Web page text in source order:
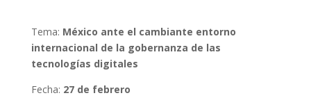
Tema: México ante el cambiante entorno
internacional de la gobernanza de las
tecnologías digitales
Fecha: 27 de febrero